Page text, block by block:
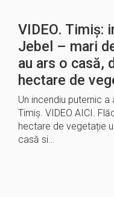
VIDEO. Timiș:
Jebel – mari
au ars o casă,
hectare de
Un incendiu puternic
Timiș. VIDEO AICI.
hectare de vegetație
casă si…